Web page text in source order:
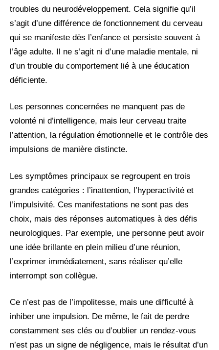
troubles du neurodéveloppement. Cela signifie qu’il
s’agit d’une différence de fonctionnement du cerveau
qui se manifeste dès l’enfance et persiste souvent à
l’âge adulte. Il ne s’agit ni d’une maladie mentale, ni
d’un trouble du comportement lié à une éducation
déficiente.
Les personnes concernées ne manquent pas de
volonté ni d’intelligence, mais leur cerveau traite
l’attention, la régulation émotionnelle et le contrôle des
impulsions de manière distincte.
Les symptômes principaux se regroupent en trois
grandes catégories : l’inattention, l’hyperactivité et
l’impulsivité. Ces manifestations ne sont pas des
choix, mais des réponses automatiques à des défis
neurologiques. Par exemple, une personne peut avoir
une idée brillante en plein milieu d’une réunion,
l’exprimer immédiatement, sans réaliser qu’elle
interrompt son collègue.
Ce n’est pas de l’impolitesse, mais une difficulté à
inhiber une impulsion. De même, le fait de perdre
constamment ses clés ou d’oublier un rendez-vous
n’est pas un signe de négligence, mais le résultat d’un